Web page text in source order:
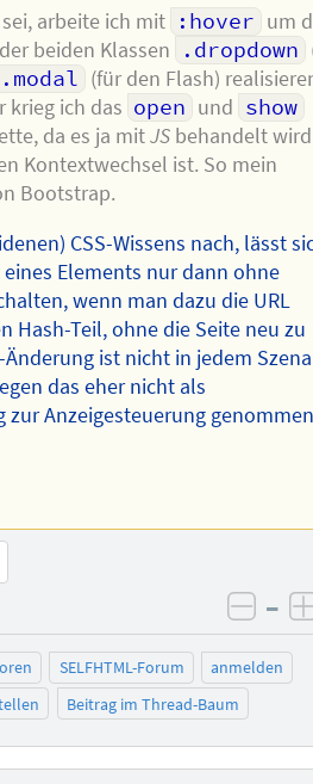
arbeite ich mit :hover um
beiden Klassen
.dropdown
.modal (für den Flash)
krieg ich das open und show
da es ja mitJSbehandelt wird
Kontextwechsel ist. So mein
Bootstrap.
CSS-Wissens nach, lässt
Elements nur dann ohne
wenn man dazu die URL
Hash-Teil, ohne die Seite neu zu
Änderung ist nicht in jedem
das eher nicht als
zur Anzeigesteuerung
–
SELFHTML-Forum
anmelden
Beitrag im Thread-Baum